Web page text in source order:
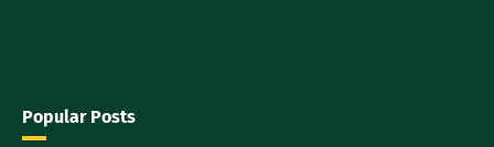
Popular Posts